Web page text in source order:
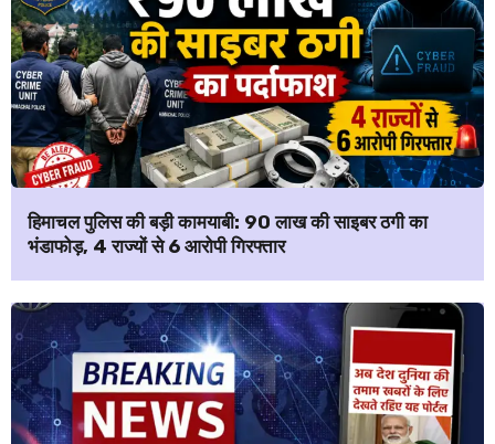
हिमाचल पुलिस की बड़ी कामयाबी: ₹90 लाख की साइबर ठगी का
भंडाफोड़, 4 राज्यों से 6 आरोपी गिरफ्तार